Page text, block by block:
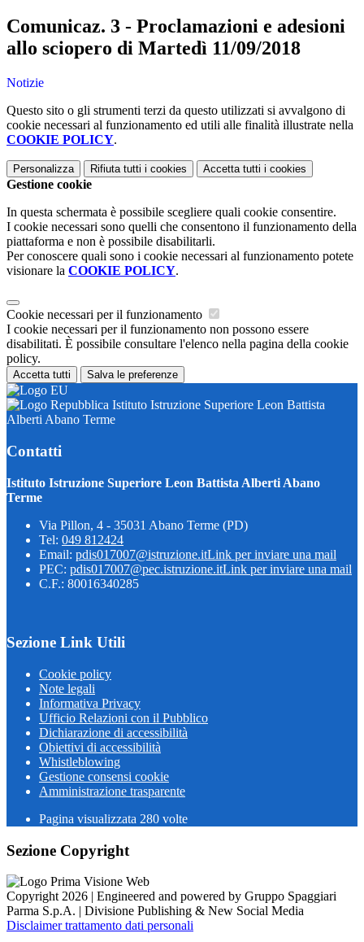
Comunicaz. 3 - Proclamazioni e adesioni
allo sciopero di Martedì 11/09/2018
Notizie
Questo sito o gli strumenti terzi da questo utilizzati si avvalgono di
cookie necessari al funzionamento ed utili alle finalità illustrate nella
COOKIE POLICY.
Personalizza Rifiuta tutti i cookies Accetta tutti i cookies
Gestione cookie
In questa schermata è possibile scegliere quali cookie consentire.
I cookie necessari sono quelli che consentono il funzionamento della
piattaforma e non è possibile disabilitarli.
Per conoscere quali sono i cookie necessari al funzionamento potete
visionare la COOKIE POLICY.
Cookie necessari per il funzionamento
I cookie necessari per il funzionamento non possono essere
disabilitati. È possibile consultare l'elenco nella pagina della cookie
policy.
Accetta tutti Salva le preferenze
Istituto Istruzione Superiore Leon Battista
Alberti Abano Terme
Contatti
Istituto Istruzione Superiore Leon Battista Alberti Abano
Terme
Via Pillon, 4 - 35031 Abano Terme (PD)
Tel: 049 812424
Email: pdis017007@istruzione.itLink per inviare una mail
PEC: pdis017007@pec.istruzione.itLink per inviare una mail
C.F.: 80016340285
Sezione Link Utili
Cookie policy
Note legali
Informativa Privacy
Ufficio Relazioni con il Pubblico
Dichiarazione di accessibilità
Obiettivi di accessibilità
Whistleblowing
Gestione consensi cookie
Amministrazione trasparente
Pagina visualizzata 280 volte
Sezione Copyright
Copyright 2026 | Engineered and powered by Gruppo Spaggiari
Parma S.p.A. | Divisione Publishing & New Social Media
Disclaimer trattamento dati personali